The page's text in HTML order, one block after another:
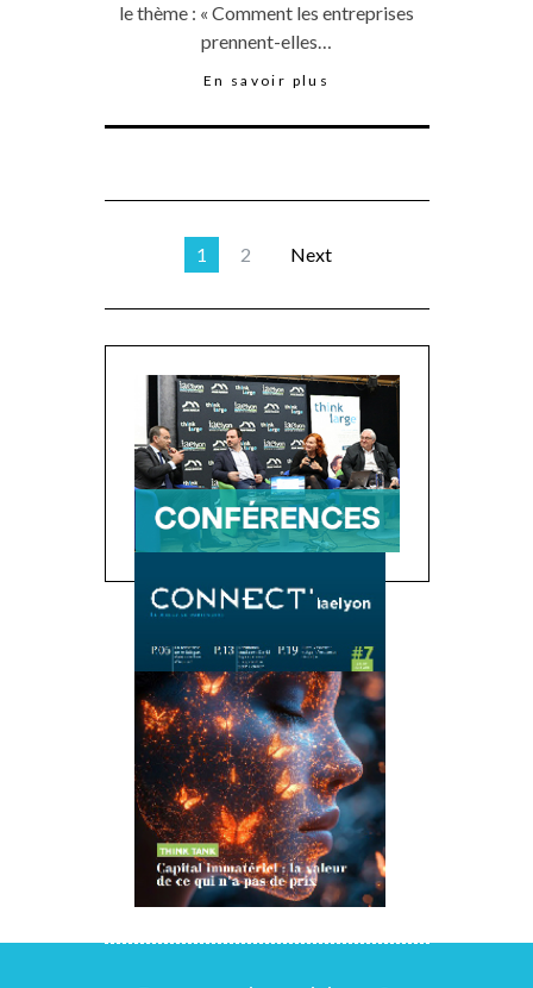
le thème : « Comment les entreprises
prennent-elles…
En savoir plus
1 2 Next